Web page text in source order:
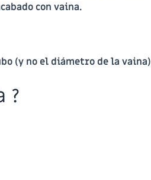
con vaina.
(y no el diámetro de la vaina)
?